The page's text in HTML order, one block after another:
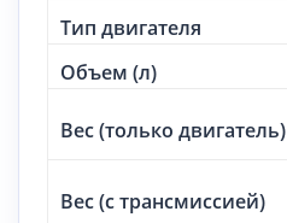
Тип двигателя
Объем (л)
Вес (только двигатель)
Вес (с трансмиссией)